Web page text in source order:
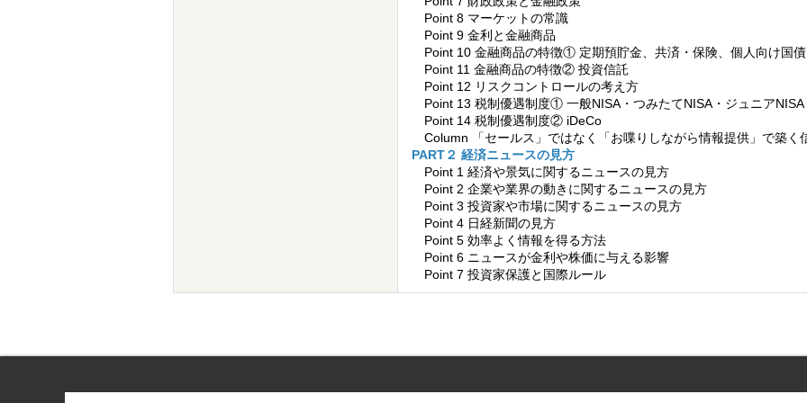
Point 8 マーケットの常識
Point 9 金利と金融商品
Point 10 金融商品の特徴① 定期預貯金、共済・保険、個人向け国債
Point 11 金融商品の特徴② 投資信託
Point 12 リスクコントロールの考え方
Point 13 税制優遇制度① 一般NISA・つみたてNISA・ジュニアNISA
Point 14 税制優遇制度② iDeCo
Column 「セールス」ではなく「お喋りしながら情報提供」で築く
PART２ 経済ニュースの見方
Point 1 経済や景気に関するニュースの見方
Point 2 企業や業界の動きに関するニュースの見方
Point 3 投資家や市場に関するニュースの見方
Point 4 日経新聞の見方
Point 5 効率よく情報を得る方法
Point 6 ニュースが金利や株価に与える影響
Point 7 投資家保護と国際ルール